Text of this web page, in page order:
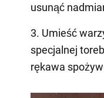
usunąć
3. Umieść
specjalnej
rękawa